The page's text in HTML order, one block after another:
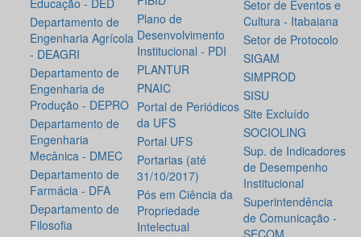
Educação - DED
Departamento de
Engenharia Agrícola
- DEAGRI
Departamento de
Engenharia de
Produção - DEPRO
Departamento de
Engenharia
Mecânica - DMEC
Departamento de
Farmácia - DFA
Departamento de
Filosofia
Plano de
Desenvolvimento
Institucional - PDI
PLANTUR
PNAIC
Portal de Periódicos
da UFS
Portal UFS
Portarias (até
31/10/2017)
Pós em Ciência da
Propriedade
Intelectual
Setor de Eventos e
Cultura - Itabaiana
Setor de Protocolo
SIGAM
SIMPROD
SISU
Site Excluído
SOCIOLING
Sup. de Indicadores
de Desempenho
Institucional
Superintendência
de Comunicação -